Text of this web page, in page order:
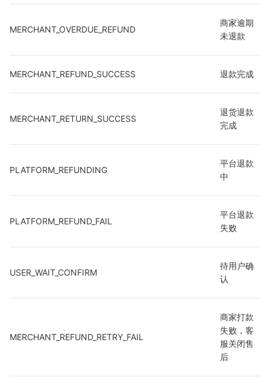
MERCHANT_OVERDUE_REFUND
商家逾期
未退款
MERCHANT_REFUND_SUCCESS 退款完成
MERCHANT_RETURN_SUCCESS
退货退款
完成
PLATFORM_REFUNDING
平台退款
中
PLATFORM_REFUND_FAIL
平台退款
失败
USER_WAIT_CONFIRM
待用户确
认
MERCHANT_REFUND_RETRY_FAIL
商家打款
失败，客
服关闭售
后